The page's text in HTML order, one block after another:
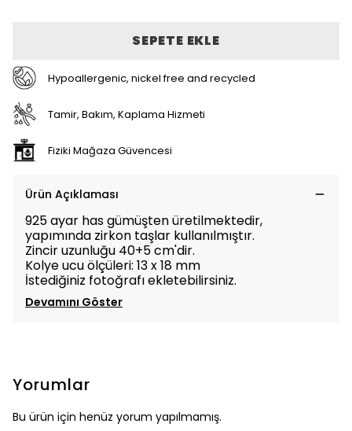
SEPETE EKLE
Hypoallergenic, nickel free and recycled
Tamir, Bakım, Kaplama Hizmeti
Fiziki Mağaza Güvencesi
Ürün Açıklaması
925 ayar has gümüşten üretilmektedir,
yapımında zirkon taşlar kullanılmıştır.
Zincir uzunluğu 40+5 cm'dir.
Kolye ucu ölçüleri: 13 x 18 mm
İstediğiniz fotoğrafı ekletebilirsiniz.
Devamını Göster
Yorumlar
Bu ürün için henüz yorum yapılmamış.